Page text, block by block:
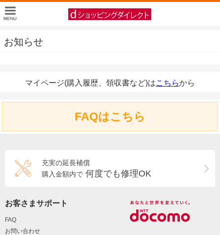
お知らせ
マイページ(購入履歴、領収書など)はこちらから
FAQはこちら
充実の延長補償
購入金額内で 何度でも修理OK
お客さまサポート
FAQ
お問い合わせ